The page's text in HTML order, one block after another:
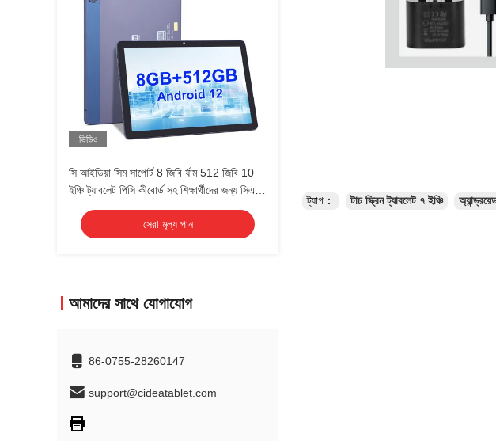
ভিডিও
সি আইডিয়া সিম সাপোর্ট 8 জিবি র্যাম 512 জিবি 10
ইঞ্চি ট্যাবলেট পিসি কীবোর্ড সহ শিক্ষার্থীদের জন্য সিএম
8500
সেরা মূল্য পান
আমাদের সাথে যোগাযোগ
86-0755-28260147
support@cideatablet.com
ট্যাগ： টাচ স্ক্রিন ট্যাবলেট ৭ ইঞ্চি